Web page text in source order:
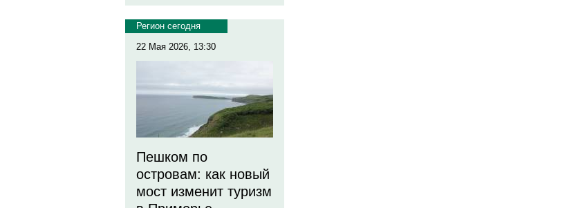
Регион сегодня
22 Мая 2026, 13:30
Пешком по
островам: как новый
мост изменит туризм